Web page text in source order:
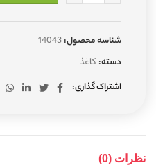
شناسه محصول:14043
دسته: کاغذ
اشتراک گذاری
نظرات (0)